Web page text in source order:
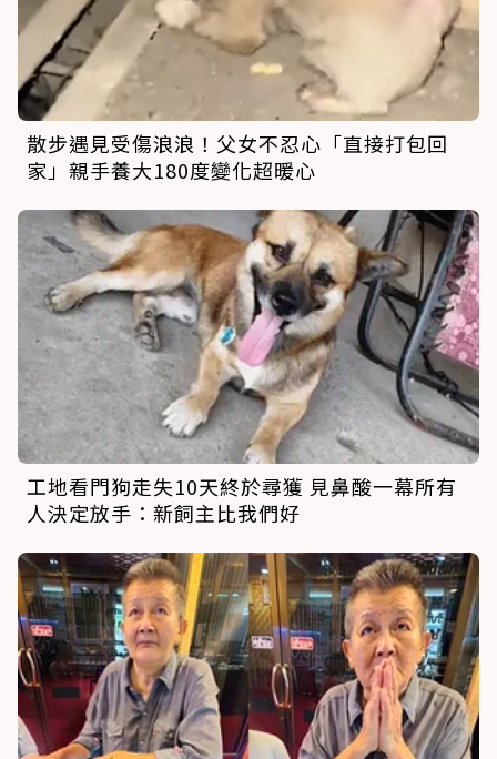
散步遇見受傷浪浪！父女不忍心「直接打包回
家」親手養大180度變化超暖心
工地看門狗走失10天終於尋獲 見鼻酸一幕所有
人決定放手：新飼主比我們好